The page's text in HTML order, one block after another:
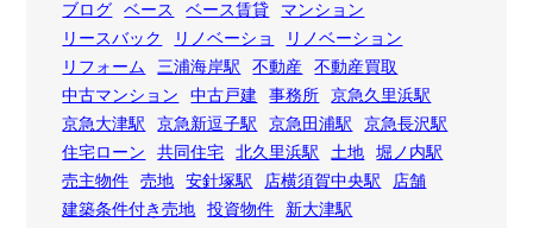
ブログ
ベース ベース賃貸
マンション
リースバック
リノベーショ
リノベーション
リフォーム
三浦海岸駅 不動産
不動産買取
中古マンション
中古戸建 事務所
京急久里浜駅
京急大津駅
京急新逗子駅 京急田浦駅
京急長沢駅
住宅ローン
共同住宅 北久里浜駅 土地
堀ノ内駅
売主物件
売地 安針塚駅 店横須賀中央駅
店舗
建築条件付き売地
投資物件
新大津駅